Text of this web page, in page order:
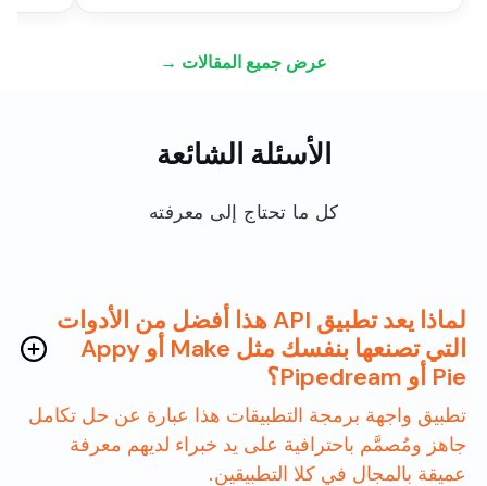
عرض جميع المقالات →
الأسئلة الشائعة
كل ما تحتاج إلى معرفته
لماذا يعد تطبيق API هذا أفضل من الأدوات
التي تصنعها بنفسك مثل Make أو Appy
Pie أو Pipedream؟
تطبيق واجهة برمجة التطبيقات هذا عبارة عن حل تكامل
جاهز ومُصمَّم باحترافية على يد خبراء لديهم معرفة
عميقة بالمجال في كلا التطبيقين.